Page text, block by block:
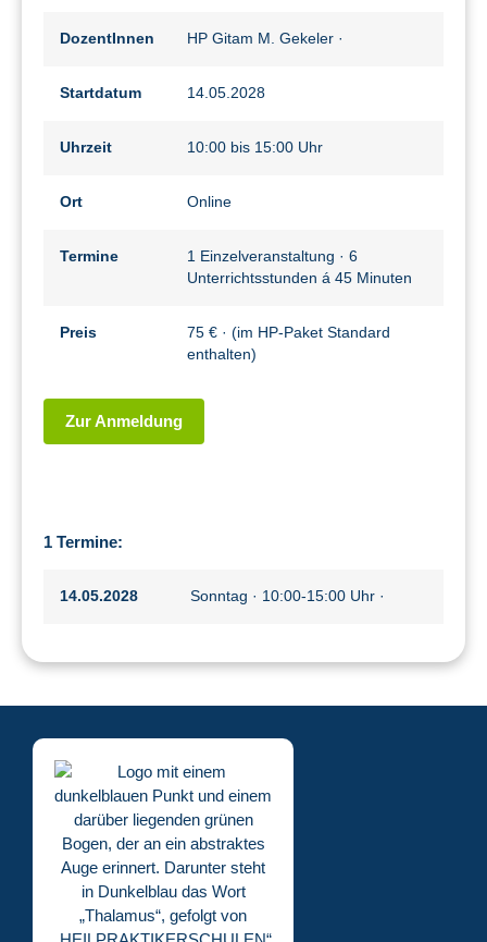
DozentInnen HP Gitam M. Gekeler ·
Startdatum 14.05.2028
Uhrzeit 10:00 bis 15:00 Uhr
Ort Online
Termine
1 Einzelveranstaltung · 6
Unterrichtsstunden á 45 Minuten
Preis
75 € · (im HP-Paket Standard
enthalten)
Zur Anmeldung
1 Termine:
14.05.2028 Sonntag · 10:00-15:00 Uhr ·